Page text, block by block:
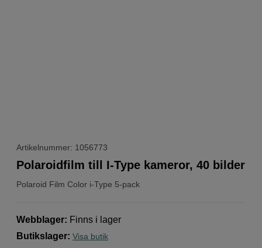
Artikelnummer: 1056773
Polaroid Film Color i-Type 5-pack
Polaroidfilm till I-Type kameror, 40 bilder
Webblager: Finns i lager
Butikslager: Visa butik